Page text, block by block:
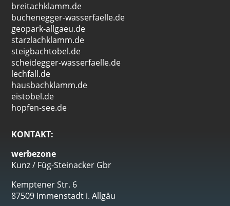
breitachklamm.de
buchenegger-wasserfaelle.de
geopark-allgaeu.de
starzlachklamm.de
steigbachtobel.de
scheidegger-wasserfaelle.de
lechfall.de
hausbachklamm.de
eistobel.de
hopfen-see.de
KONTAKT:
werbezone
Kunz / Füg-Steinacker Gbr
Kemptener Str. 6
87509 Immenstadt i. Allgäu